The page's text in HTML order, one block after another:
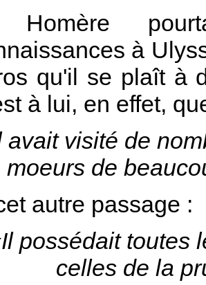
Homère
à
qu'il se plaît à
à lui, en effet,
avait visité de
moeurs de
autre passage :
possédait toutes
celles de la